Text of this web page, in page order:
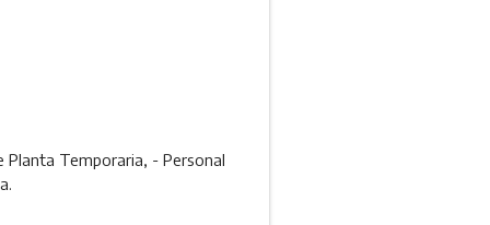
Planta Temporaria, - Personal